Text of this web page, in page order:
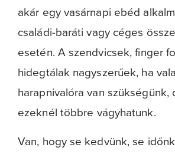
akár egy vasárnapi ebéd
családi-baráti vagy céges
esetén. A szendvicsek, finger
hidegtálak nagyszerűek, ha
harapnivalóra van
ezeknél többre vágyhatunk.
Van, hogy se kedvünk, se